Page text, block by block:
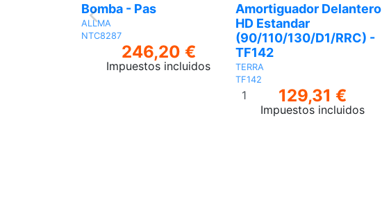
Bomba - Pas
ALLMA
NTC8287
246,20 €
Impuestos incluidos
Añadir
al
carrito
Amortiguador Delantero
HD Estandar
(90/110/130/D1/RRC) -
TF142
TERRA
TF142
129,31 €
Impuestos incluidos